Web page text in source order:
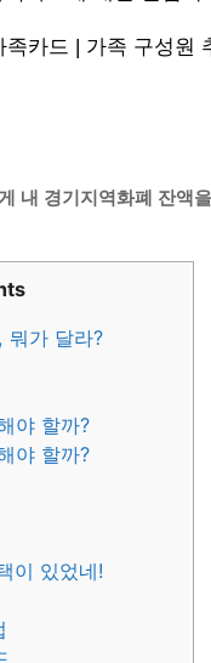
카드 | 가족 구성원
내 경기지역화폐 잔액
뭐가 달라?
야 할까?
야 할까?
이 있었네!